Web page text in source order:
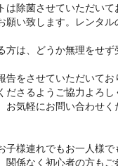
は除菌させていただい
願い致します。レンタ
方は、どうか無理をせ
告をさせていただいて
ださるようご協力よろし
お気軽にお問い合わせく
子様連れでもお一人様で
関係なく初心者の方もご